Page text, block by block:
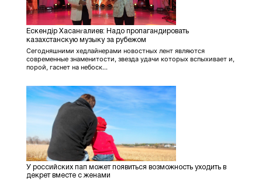
Ескендір Хасанғалиев: Надо пропагандировать
казахстанскую музыку за рубежом
Сегодняшними хедлайнерами новостных лент являются
современные знаменитости, звезда удачи которых вспыхивает и,
порой, гаснет на небоск...
У российских пап может появиться возможность уходить в
декрет вместе с женами